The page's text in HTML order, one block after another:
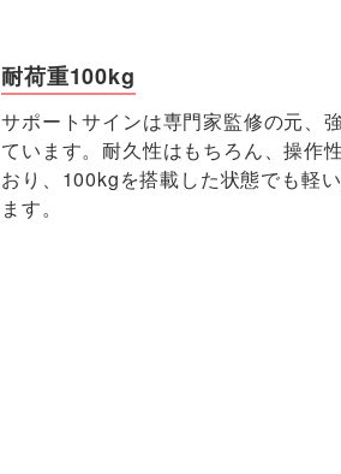
耐荷重100kg
サポートサインは専門家監修の元、
ています。耐久性はもちろん、操作
おり、100kgを搭載した状態でも軽
ます。